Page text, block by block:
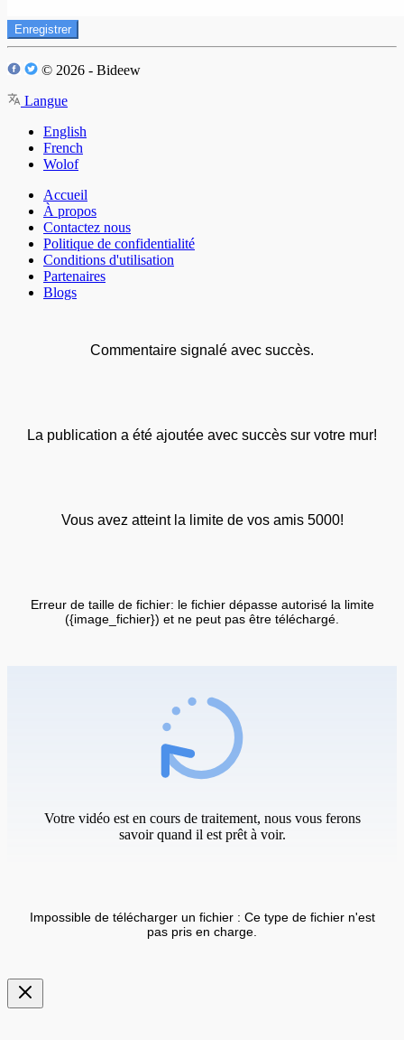
Enregistrer
© 2026 - Bideew
Langue
English
French
Wolof
Accueil
À propos
Contactez nous
Politique de confidentialité
Conditions d'utilisation
Partenaires
Blogs
Commentaire signalé avec succès.
La publication a été ajoutée avec succès sur votre mur!
Vous avez atteint la limite de vos amis 5000!
Erreur de taille de fichier: le fichier dépasse autorisé la limite
({image_fichier}) et ne peut pas être téléchargé.
Votre vidéo est en cours de traitement, nous vous ferons
savoir quand il est prêt à voir.
Impossible de télécharger un fichier : Ce type de fichier n'est
pas pris en charge.